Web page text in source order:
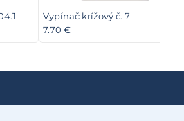
Vypínač krížový č. 7
7.70 €